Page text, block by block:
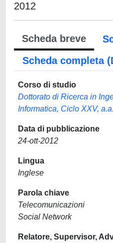
2012
Scheda breve
Scheda completa
Corso di studio
Dottorato di Ricerca in
Informatica, Ciclo XXV,
Data di pubblicazione
24-ott-2012
Lingua
Inglese
Parola chiave
Telecomunicazioni
Social Network
Relatore, Supervisor,